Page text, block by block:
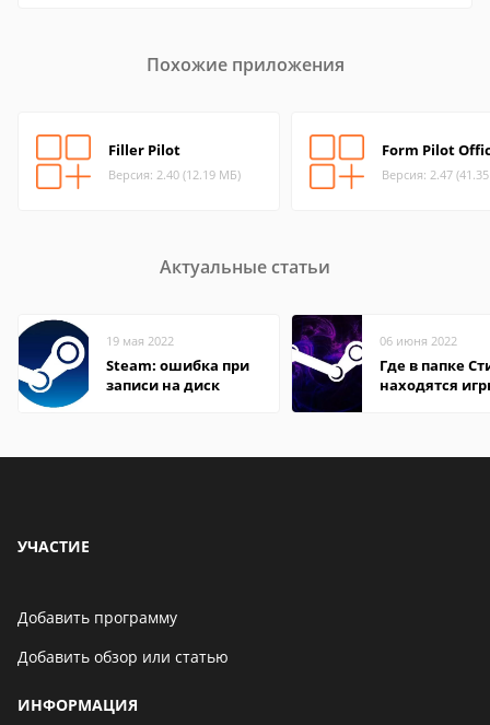
Похожие приложения
Filler Pilot
Версия: 2.40 (12.19 МБ)
Form Pilot
Версия: 2.47
Актуальные статьи
19 мая 2022
Steam: ошибка при
записи на диск
06 июня 2022
Где в папке
находятся
УЧАСТИЕ
Добавить программу
Добавить обзор или статью
ИНФОРМАЦИЯ